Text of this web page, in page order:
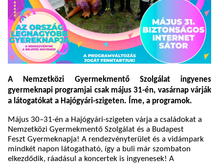
A Nemzetközi Gyermekmentő Szolgálat ingyenes
gyermeknapi programjai csak május 31-én, vasárnap várják
a látogatókat a Hajógyári-szigeten. Íme, a programok.
Május 30–31-én a Hajógyári-szigeten várja a családokat a
Nemzetközi Gyermekmentő Szolgálat és a Budapest
Feszt Gyermeknapja! A rendezvényterület és a vidámpark
mindkét napon látogatható, így a buli már szombaton
elkezdődik, ráadásul a koncertek is ingyenesek! A